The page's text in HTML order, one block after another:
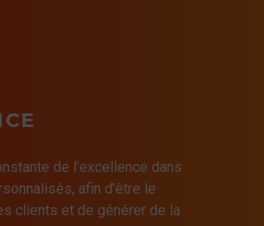
de l’excellence dans
afin d’être le
clients et de générer de la